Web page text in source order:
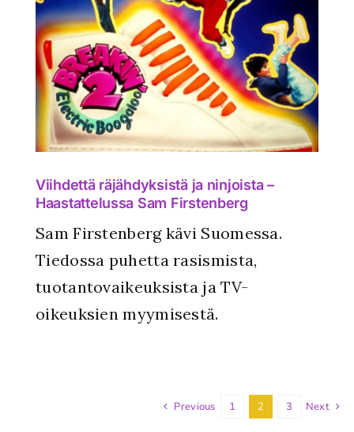
Viihdettä räjähdyksistä ja ninjoista –
Haastattelussa Sam Firstenberg
Sam Firstenberg kävi Suomessa.
Tiedossa puhetta rasismista,
tuotantovaikeuksista ja TV-
oikeuksien myymisestä.
Previous 1 2 3 Next